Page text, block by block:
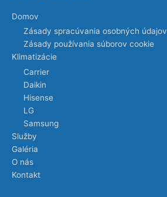
Domov
Zásady spracúvania osobných údajov
Zásady používania súborov cookie
Klimatizácie
Carrier
Daikin
Hisense
LG
Samsung
Služby
Galéria
O nás
Kontakt